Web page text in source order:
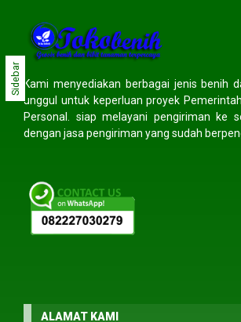
Sidebar Kami menyediakan berbagai jenis benih
unggul untuk keperluan proyek
Personal. siap melayani pengiriman ke
dengan jasa pengiriman yang sudah
ALAMAT KAMI